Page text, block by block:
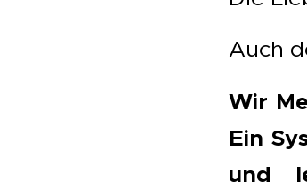
Auch
Wir
Ein
und